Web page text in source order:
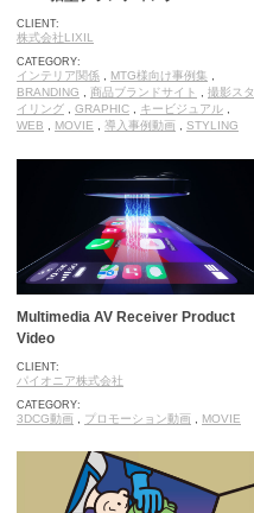
CLIENT:
株式会社LIXIL
CATEGORY:
インテリア関係 MTG様向け事例集
BRANDING
商品ブランドサイト
撮影スタ
イリング
GRAPHIC キービジュアル
WEB
MOVIE 導入事例動画 STYLING
Multimedia AV Receiver Product
Video
CLIENT:
パイオニア株式会社
CATEGORY:
3DCG動画 プロモーション動画 MOVIE